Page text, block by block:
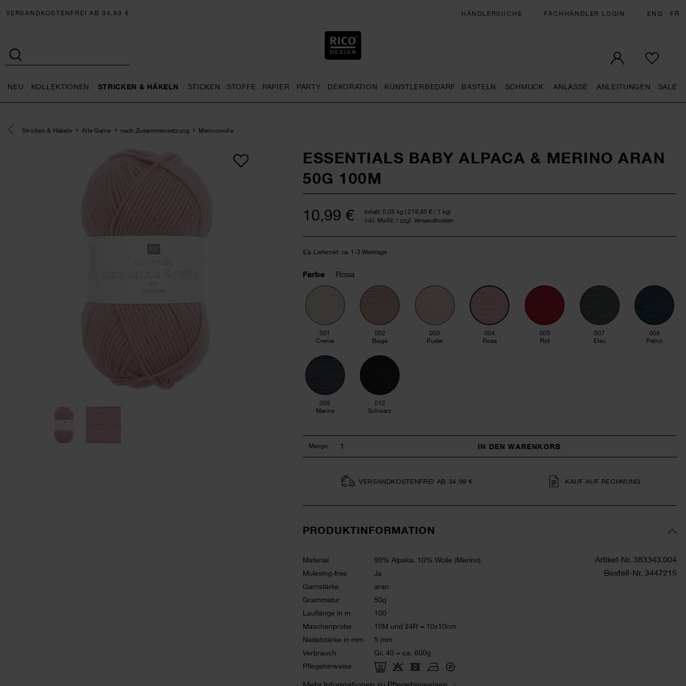
VERSANDKOSTENFREI AB 34,99 € HÄNDLERSUCHE FACHHÄNDLER LOGIN ENG FR
NEU KOLLEKTIONEN STRICKEN & HÄKELN STICKEN STOFFE PAPIER PARTY DEKORATION KÜNSTLERBEDARF BASTELN SCHMUCK ANLÄSSE ANLEITUNGEN SALE
Eine Kategorie zurück navigieren
Stricken & Häkeln Alle Garne nach Zusammensetzung Merinowolle
ESSENTIALS BABY ALPACA & MERINO ARAN
50G 100M
10,99 € Inhalt: 0,05 kg ( 219,80 € / 1 kg)
inkl. MwSt. / zzgl. Versandkosten
Lieferzeit: ca. 1-3 Werktage
Farbe Rosa
001
Creme
002
Beige
003
Puder
004
Rosa
005
Rot
007
Efeu
008
Petrol
009
Marine
012
Schwarz
Menge: IN DEN WARENKORB
VERSAND­KOSTEN­FREI AB 34,99 € KAUF AUF RECHNUNG
PRODUKTINFORMATION
Material
90% Alpaka, 10% Wolle (Merino)
Mulesing-free
Ja
Garnstärke
aran
Grammatur
50g
Lauflänge in m
100
Maschenprobe
18M und 24R = 10x10cm
Nadelstärke in mm
5 mm
Verbrauch
Gr. 40 = ca. 600g
Pflegehinweise
Artikel-Nr. 383343.004
Bestell-Nr. 3447215